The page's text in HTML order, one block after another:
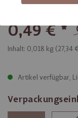
0,49 €
Trüffel-Füllung
Inhalt: 0,018 kg (27,34
Artikel verfügbar,